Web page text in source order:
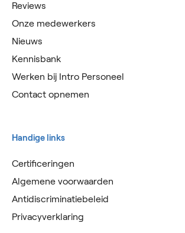
Reviews
Onze medewerkers
Nieuws
Kennisbank
Werken bij Intro Personeel
Contact opnemen
Handige links
Certificeringen
Algemene voorwaarden
Antidiscriminatiebeleid
Privacyverklaring